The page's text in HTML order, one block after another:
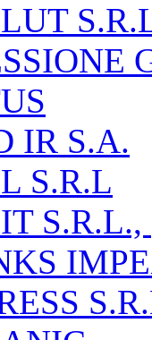
IR S.A.
S.R.L